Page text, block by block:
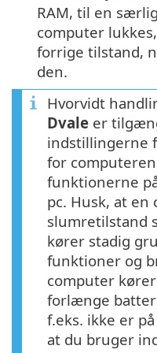
RAM, til en
computer
forrige tilstand,
den.
Hvorvidt
Dvale er
indstillingerne
for
funktionerne
pc. Husk, at en
slumretilstand
kører stadig
funktioner og
computer
forlænge
f.eks. ikke er
at du bruger